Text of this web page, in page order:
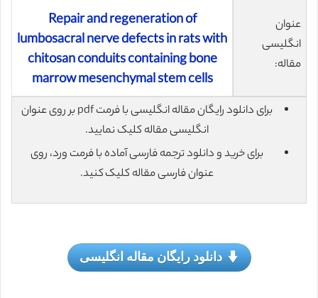
عنوان
انگلیسی
مقاله:
Repair and regeneration of
lumbosacral nerve defects in rats with
chitosan conduits containing bone
marrow mesenchymal stem cells
برای دانلود رایگان مقاله انگلیسی با فرمت pdf بر روی عنوان
انگلیسی مقاله کلیک نمایید.
برای خرید و دانلود ترجمه فارسی آماده با فرمت ورد، روی
عنوان فارسی مقاله کلیک کنید.
دانلود رایگان مقاله انگلیسی